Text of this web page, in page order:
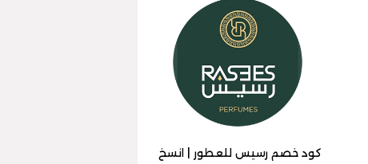
كود خصم رسيس للعطور | انسخ